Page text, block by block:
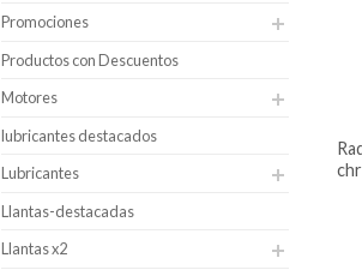
Promociones
Productos con Descuentos
Motores
lubricantes destacados
Lubricantes
Llantas-destacadas
Llantas x2
radiador para chevrolet spark